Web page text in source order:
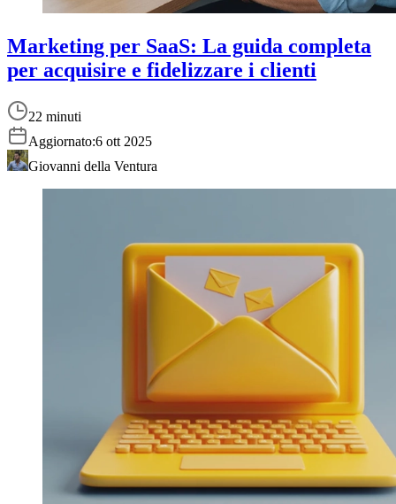
Marketing per SaaS: La guida completa
per acquisire e fidelizzare i clienti
22 minuti
Aggiornato:6 ott 2025
Giovanni della Ventura